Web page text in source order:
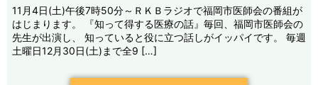
11月4日(土)午後7時50分～ＲＫＢラジオで福岡市医師会の番組が
はじまります。 『知って得する医療の話』毎回、福岡市医師会の
先生が出演し、 知っていると役に立つ話しがイッパイです。 毎週
土曜日12月30日(土)まで全9 […]